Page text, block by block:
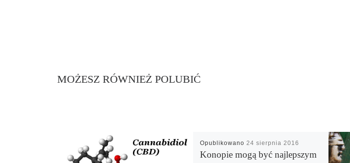
MOŻESZ RÓWNIEŻ POLUBIĆ
Opublikowano 24 sierpnia 2016
Konopie mogą być najlepszym